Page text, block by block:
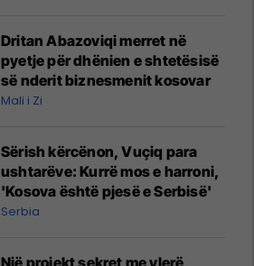
Dritan Abazoviqi merret në
pyetje për dhënien e shtetësisë
së nderit biznesmenit kosovar
Mali i Zi
Sërish kërcënon, Vuçiq para
ushtarëve: Kurrë mos e harroni,
'Kosova është pjesë e Serbisë'
Serbia
Një projekt sekret me vlerë